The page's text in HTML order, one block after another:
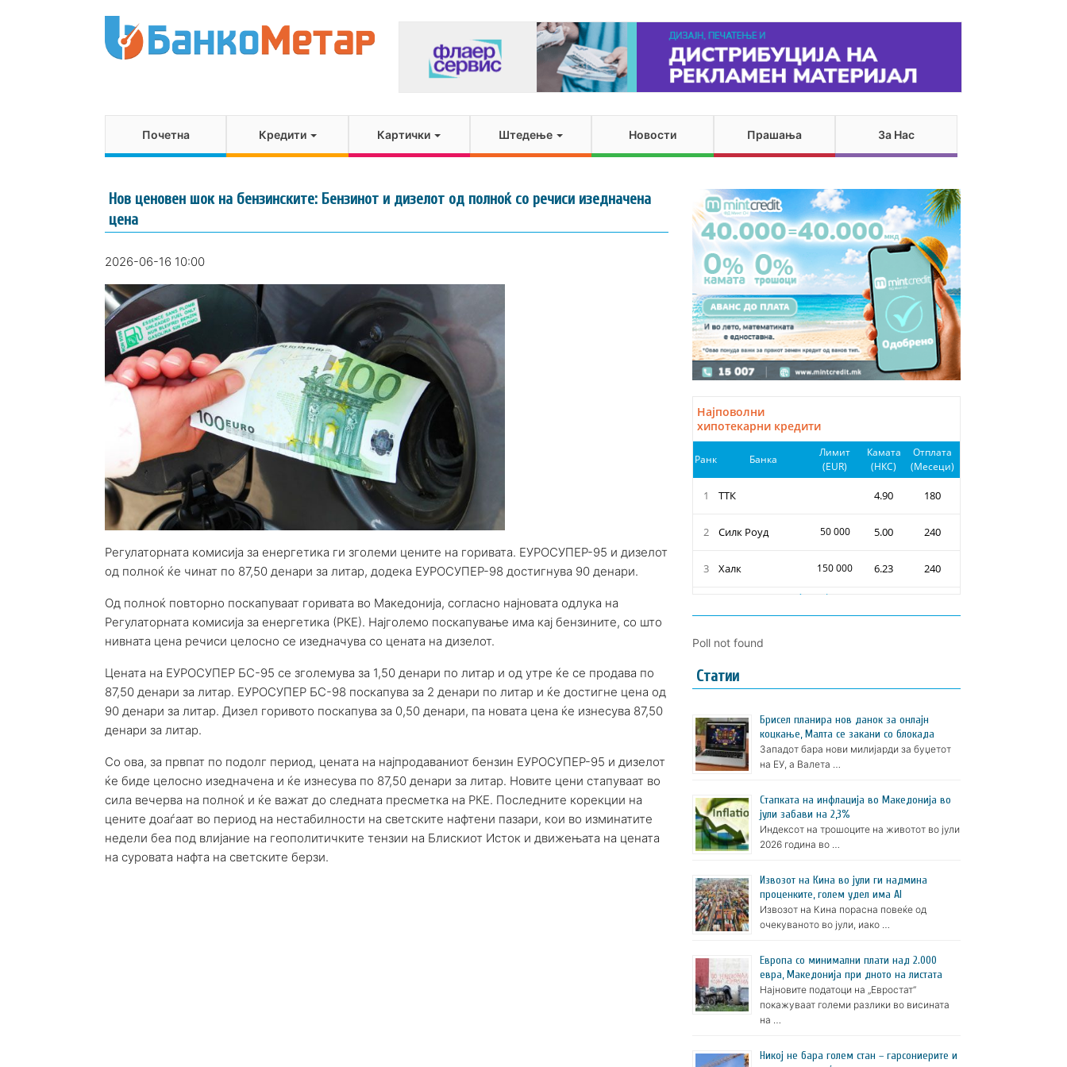
Почетна Кредити Картички Штедење Новости Прашања За Нас
Нов ценовен шок на бензинските: Бензинот и дизелот од полноќ со речиси изедначена
цена
2026-06-16 10:00
Регулаторната комисија за енергетика ги зголеми цените на горивата. ЕУРОСУПЕР-95 и дизелот
од полноќ ќе чинат по 87,50 денари за литар, додека ЕУРОСУПЕР-98 достигнува 90 денари.
Од полноќ повторно поскапуваат горивата во Македонија, согласно најновата одлука на
Регулаторната комисија за енергетика (РКЕ). Најголемо поскапување има кај бензините, со што
нивната цена речиси целосно се изедначува со цената на дизелот.
Цената на ЕУРОСУПЕР БС-95 се зголемува за 1,50 денари по литар и од утре ќе се продава по
87,50 денари за литар. ЕУРОСУПЕР БС-98 поскапува за 2 денари по литар и ќе достигне цена од
90 денари за литар. Дизел горивото поскапува за 0,50 денари, па новата цена ќе изнесува 87,50
денари за литар.
Со ова, за првпат по подолг период, цената на најпродаваниот бензин ЕУРОСУПЕР-95 и дизелот
ќе биде целосно изедначена и ќе изнесува по 87,50 денари за литар. Новите цени стапуваат во
сила вечерва на полноќ и ќе важат до следната пресметка на РКЕ. Последните корекции на
цените доаѓаат во период на нестабилности на светските нафтени пазари, кои во изминатите
недели беа под влијание на геополитичките тензии на Блискиот Исток и движењата на цената
на суровата нафта на светските берзи.
Poll not found
Статии
Брисел планира нов данок за онлајн
коцкање, Малта се закани со блокада
Западот бара нови милијарди за буџетот
на ЕУ, а Валета …
Стапката на инфлација во Македонија во
јули забави на 2,3%
Индексот на трошоците на животот во јули
2026 година во …
Извозот на Кина во јули ги надмина
проценките, голем удел има AI
Извозот на Кина порасна повеќе од
очекуваното во јули, иако …
Европа со минимални плати над 2.000
евра, Македонија при дното на листата
Најновите податоци на „Евростат“
покажуваат големи разлики во висината
на …
Никој не бара голем стан – гарсониерите и